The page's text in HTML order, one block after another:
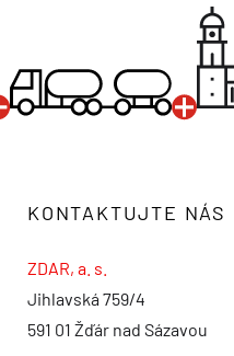
KONTAKTUJTE NÁS
ZDAR, a. s.
Jihlavská 759/4
591 01 Žďár nad Sázavou